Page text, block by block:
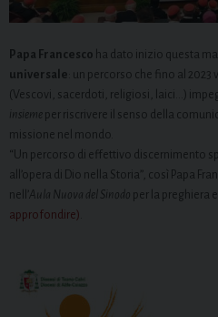
Papa Francesco ha dato inizio questa
universale : un percorso che fino al
(Vescovi, sacerdoti, religiosi, laici…)
insieme per riscrivere il senso della
missione nel mondo.
“Un percorso di effettivo discernimento
all’opera di Dio nella Storia”, così Papa
nell’Aula Nuova del Sinodo per la preghiera
approfondire)